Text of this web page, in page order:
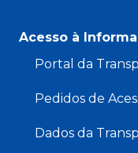
Acesso à
Portal da
Pedidos de
Dados da